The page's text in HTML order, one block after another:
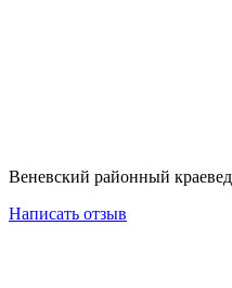
Веневский районный
Написать отзыв